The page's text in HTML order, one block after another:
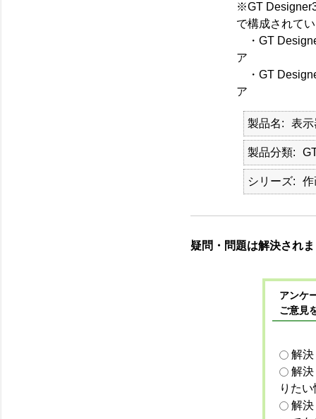
※GT
で構成されて
・GT
ア
・GT
ア
製品名 表示
製品分類
シリーズ 作
疑問・問題は解決され
アンケ
ご意見
解
解
りた
解